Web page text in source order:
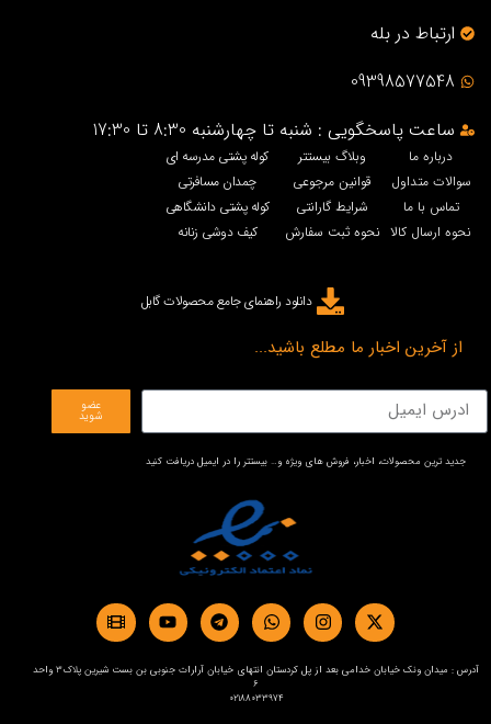
ارتباط در بله
09398577548
ساعت پاسخگویی : شنبه تا چهارشنبه 8:30 تا 17:30
درباره ما
سوالات متداول
تماس با ما
نحوه ارسال کالا
وبلاگ بیستتر
قوانین مرجوعی
شرایط گارانتی
نحوه ثبت سفارش
کوله پشتی مدرسه ای
چمدان مسافرتی
کوله پشتی دانشگاهی
کیف دوشی زنانه
دانلود راهنمای جامع محصولات گابل
از آخرین اخبار ما مطلع باشید...
عضو
شوید
جدید ترین محصولات، اخبار، فروش های ویژه و… بیستتر را در ایمیل دریافت کنید
آدرس : میدان ونک خیابان خدامی بعد از پل کردستان انتهای خیابان آرارات جنوبی بن بست شیرین پلاک3 واحد
6
02188033974